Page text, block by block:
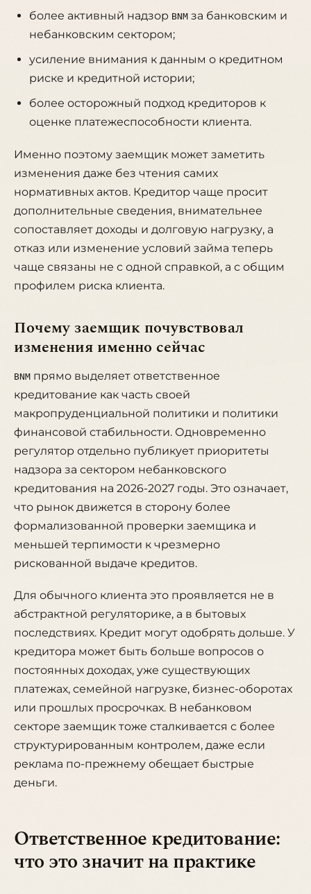
более активный надзор BNMза банковским и
небанковским сектором;
усиление внимания к данным о кредитном
риске и кредитной истории;
более осторожный подход кредиторов к
оценке платежеспособности клиента.
Именно поэтому заемщик может заметить
изменения даже без чтения самих
нормативных актов. Кредитор чаще просит
дополнительные сведения, внимательнее
сопоставляет доходы и долговую нагрузку, а
отказ или изменение условий займа теперь
чаще связаны не с одной справкой, а с общим
профилем риска клиента.
Почему заемщик почувствовал
изменения именно сейчас
BNM прямо выделяет ответственное
кредитование как часть своей
макропруденциальной политики и политики
финансовой стабильности. Одновременно
регулятор отдельно публикует приоритеты
надзора за сектором небанковского
кредитования на 2026-2027 годы. Это означает,
что рынок движется в сторону более
формализованной проверки заемщика и
меньшей терпимости к чрезмерно
рискованной выдаче кредитов.
Для обычного клиента это проявляется не в
абстрактной регуляторике, а в бытовых
последствиях. Кредит могут одобрять дольше. У
кредитора может быть больше вопросов о
постоянных доходах, уже существующих
платежах, семейной нагрузке, бизнес-оборотах
или прошлых просрочках. В небанковом
секторе заемщик тоже сталкивается с более
структурированным контролем, даже если
реклама по-прежнему обещает быстрые
деньги.
Ответственное кредитование:
что это значит на практике